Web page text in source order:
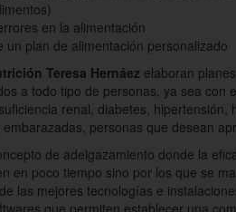
en la alimentación
un plan de alimentación personalizado
Teresa Hernáez elaboran
a todo tipo de personas, ya sea con
renal, diabetes,
personas que desean
de adelgazamiento donde la
en poco tiempo sino por los que se
las mejores tecnologías e